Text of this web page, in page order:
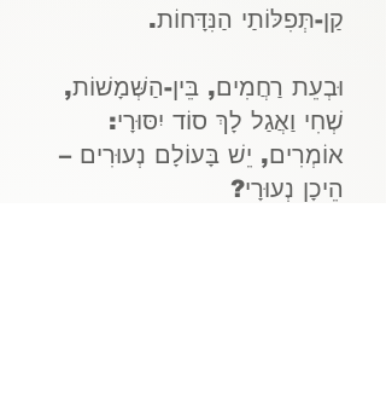
קַן-תְּפִלּוֹתַי הַנִּדָּחוֹת.
וּבְעֵת רַחֲמִים, בֵּין-הַשְּׁמָשׁוֹת,
שְׁחִי וַאֲגַל לָךְ סוֹד יִסּוּרָי:
אוֹמְרִים, יֵשׁ בָּעוֹלָם נְעוּרִים –
הֵיכָן נְעוּרָי?